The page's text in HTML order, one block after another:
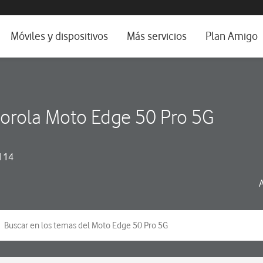
e idioma
Móviles y dispositivos
Ver todos
Más servicios Plan Amigo
Moto Edge 50 Pro 5G
14